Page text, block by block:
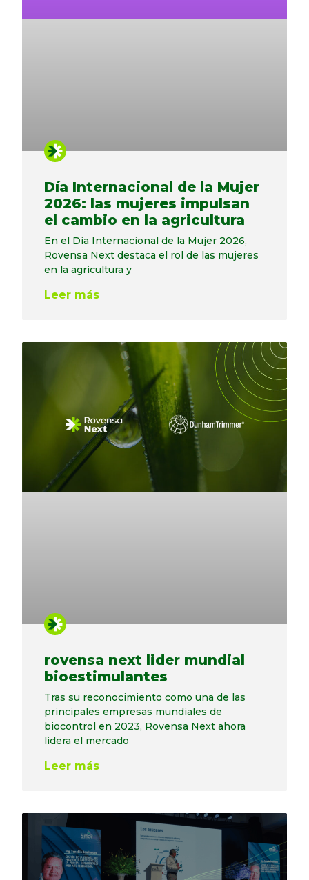
Día Internacional de la Mujer
2026: las mujeres impulsan
el cambio en la agricultura
En el Día Internacional de la Mujer 2026,
Rovensa Next destaca el rol de las mujeres
en la agricultura y
Leer más
rovensa next lider mundial
bioestimulantes
Tras su reconocimiento como una de las
principales empresas mundiales de
biocontrol en 2023, Rovensa Next ahora
lidera el mercado
Leer más